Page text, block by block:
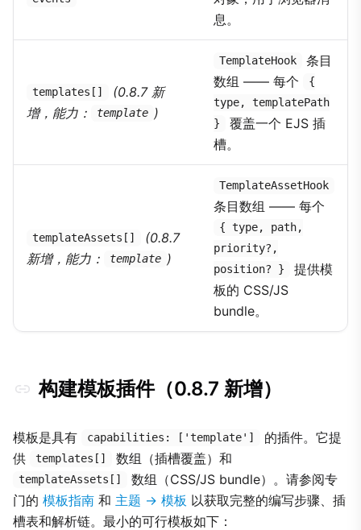
息。
templates[]
(0.8.7 新
增，能力：
template )
TemplateHook
条目
数组 —— 每个
{
type, templatePath
}
覆盖一个 EJS 插
槽。
templateAssets[]
(0.8.7
新增，能力：
template )
TemplateAssetHook
条目数组 —— 每个
{ type, path,
priority?,
position? }
提供模
板的 CSS/JS
bundle。
构建模板插件（0.8.7 新增）
模板是具有 capabilities: ['template']
的插件。它提
供
templates[] 数组（插槽覆盖）和
templateAssets[]
数组（CSS/JS bundle）。请参阅专
门的 模板指南 和 主题 → 模板 以获取完整的编写步骤、插
槽表和解析链。最小的可行模板如下：